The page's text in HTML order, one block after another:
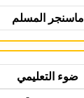
ماسنجر المسلم
ضوء التعليمي